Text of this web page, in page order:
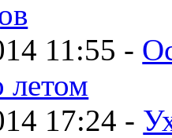
11:55 -
летом
17:24 -